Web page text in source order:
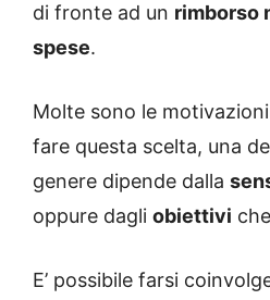
di fronte ad un rimborso
spese.
Molte sono le
fare questa scelta, una
genere dipende dalla
oppure dagli obiettivi
E’ possibile farsi